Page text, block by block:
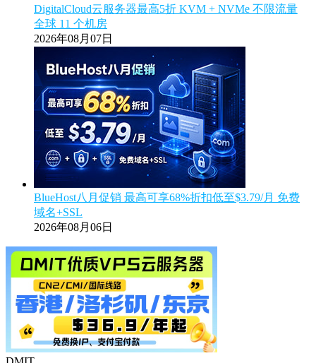
DigitalCloud云服务器最高5折 KVM + NVMe 不限流量
全球 11 个机房
2026年08月07日
BlueHost八月促销 最高可享68%折扣低至$3.79/月 免费
域名+SSL
2026年08月06日